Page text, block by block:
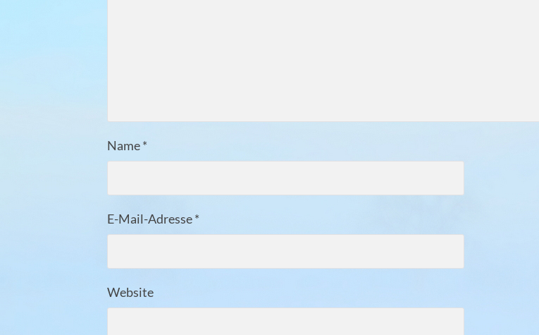
Name*
E-Mail-Adresse*
Website